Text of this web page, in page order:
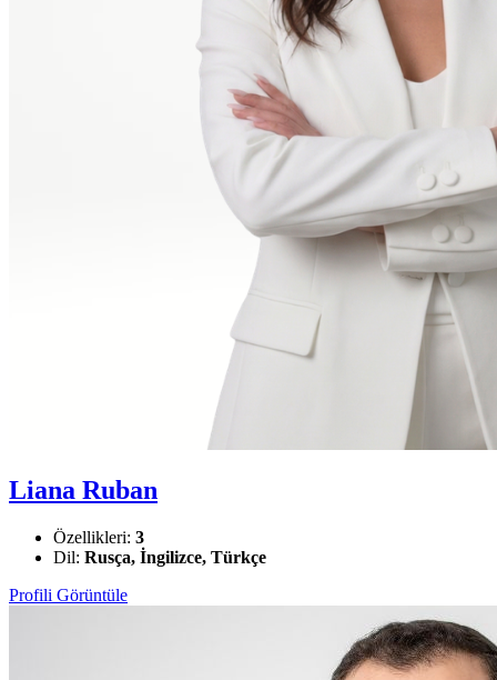
Liana Ruban
Özellikleri: 3
Dil: Rusça, İngilizce, Türkçe
Profili Görüntüle